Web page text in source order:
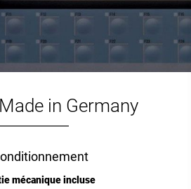
in Germany
mécanique incluse